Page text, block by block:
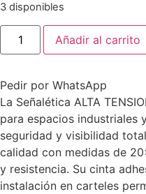
3 disponibles
Añadir al carrito
Pedir por WhatsApp
La Señalética ALTA
para espacios industriales
seguridad y visibilidad
calidad con medidas de
y resistencia. Su cinta
instalación en carteles